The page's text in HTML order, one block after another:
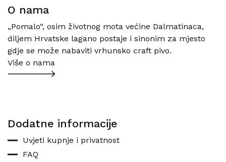
O nama
„Pomalo“, osim životnog mota većine Dalmatinaca,
diljem Hrvatske lagano postaje i sinonim za mjesto
gdje se može nabaviti vrhunsko craft pivo.
Više o nama
Dodatne informacije
Uvjeti kupnje i privatnost
FAQ